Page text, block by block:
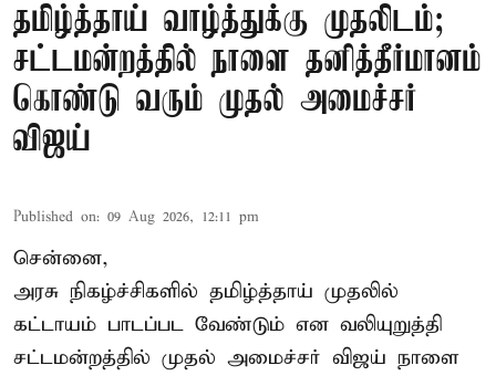
தமிழ்த்தாய் வாழ்த்துக்கு முதலிடம்;
சட்டமன்றத்தில் நாளை தனித்தீர்மானம்
கொண்டு வரும் முதல் அமைச்சர்
விஜய்
Published on: 09 Aug 2026, 12:11 pm
சென்னை,
அரசு நிகழ்ச்சிகளில் தமிழ்த்தாய் முதலில்
கட்டாயம் பாடப்பட வேண்டும் என வலியுறுத்தி
சட்டமன்றத்தில் முதல் அமைச்சர் விஜய் நாளை